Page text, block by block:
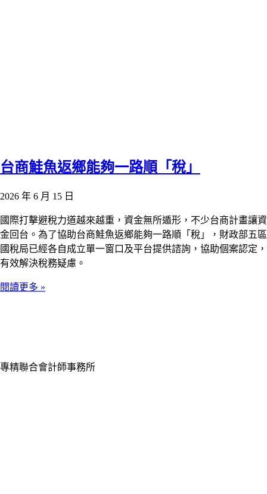
台商鮭魚返鄉能夠一路順「稅」
2026 年 6 月 15 日
國際打擊避稅力道越來越重，資金無所遁形，不少台商計畫讓資
金回台。為了協助台商鮭魚返鄉能夠一路順「稅」，財政部五區
國稅局已經各自成立單一窗口及平台提供諮詢，協助個案認定，
有效解決稅務疑慮。
閱讀更多 »
專精聯合會計師事務所